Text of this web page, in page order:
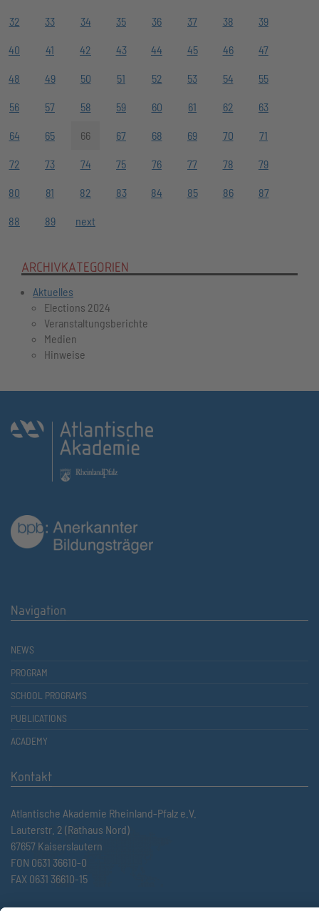
32 33 34 35 36 37 38 39
40 41 42 43 44 45 46 47
48 49 50 51 52 53 54 55
56 57 58 59 60 61 62 63
64 65 66 67 68 69 70 71
72 73 74 75 76 77 78 79
80 81 82 83 84 85 86 87
88 89 next
ARCHIVKATEGORIEN
Aktuelles
Elections 2024
Veranstaltungsberichte
Medien
Hinweise
Navigation
NEWS
PROGRAM
SCHOOL PROGRAMS
PUBLICATIONS
ACADEMY
Kontakt
Atlantische Akademie Rheinland-Pfalz e.V.
Lauterstr. 2 (Rathaus Nord)
67657 Kaiserslautern
FON 0631 36610-0
FAX 0631 36610-15